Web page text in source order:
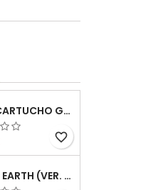
CAJA CARTUCHO GAMEBOY
favorite_border
TO THE EARTH (VER. ESP.)